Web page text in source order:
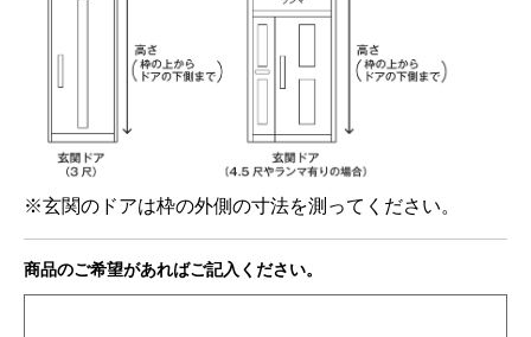
※玄関のドアは枠の外側の寸法を測ってください。
商品のご希望があればご記入ください。